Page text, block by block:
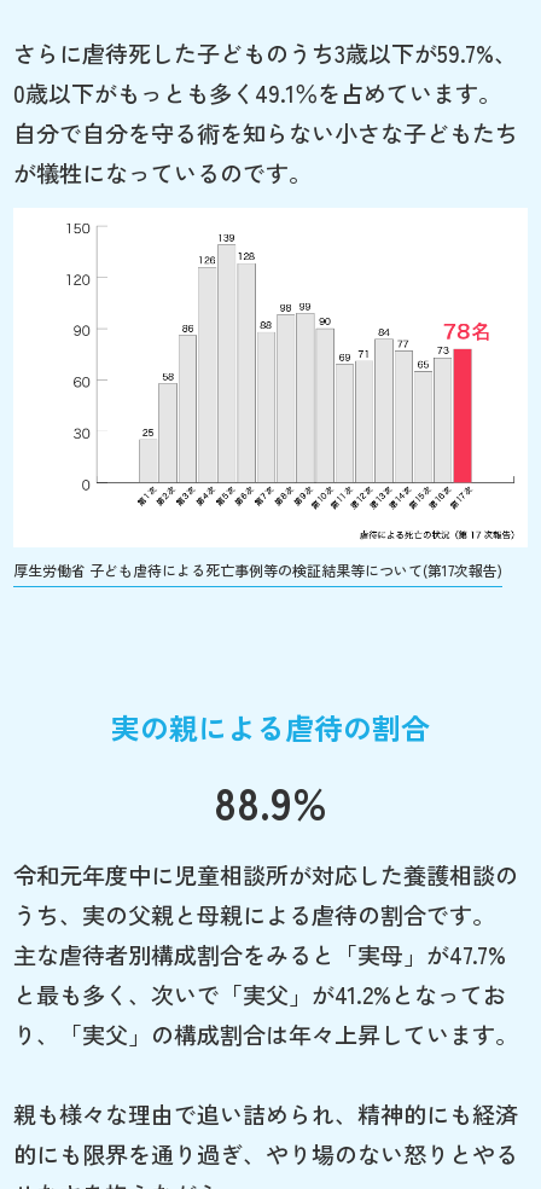
さらに虐待死した子どものうち3歳以下が59.7%、
0歳以下がもっとも多く49.1％を占めています。
自分で自分を守る術を知らない小さな子どもたち
が犠牲になっているのです。
厚生労働省 子ども虐待による死亡事例等の検証結果等について(第17次報告)
実の親による虐待の割合
88.9%
令和元年度中に児童相談所が対応した養護相談の
うち、実の父親と母親による虐待の割合です。
主な虐待者別構成割合をみると「実母」が47.7%
と最も多く、次いで「実父」が41.2%となってお
り、「実父」の構成割合は年々上昇しています。
親も様々な理由で追い詰められ、精神的にも経済
的にも限界を通り過ぎ、やり場のない怒りとやる